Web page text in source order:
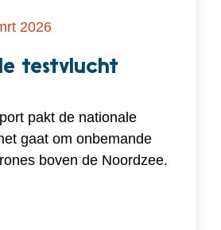
2026
testvlucht
pakt de nationale
gaat om onbemande
boven de Noordzee.